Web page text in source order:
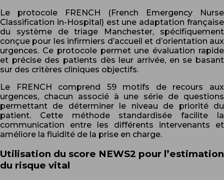
Le protocole FRENCH (French Emergency Nurse
Classification in-Hospital) est une adaptation française
du système de triage Manchester, spécifiquement
conçue pour les infirmiers d’accueil et d’orientation aux
urgences. Ce protocole permet une évaluation rapide
et précise des patients dès leur arrivée, en se basant
sur des critères cliniques objectifs.
Le FRENCH comprend 59 motifs de recours aux
urgences, chacun associé à une série de questions
permettant de déterminer le niveau de priorité du
patient. Cette méthode standardisée facilite la
communication entre les différents intervenants et
améliore la fluidité de la prise en charge.
Utilisation du score NEWS2 pour l’estimation
du risque vital